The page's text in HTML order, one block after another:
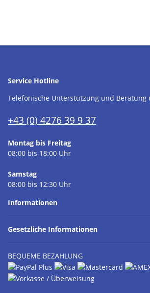
Service Hotline
Telefonische Unterstützung und Beratung
+43 (0) 4276 39 9 37
Montag bis Freitag
08:00 bis 18:00 Uhr
Samstag
08:00 bis 12:30 Uhr
Informationen
Gesetzliche Informationen
BEQUEME BEZAHLUNG